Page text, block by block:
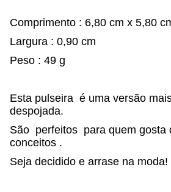
Comprimento : 6,80 cm x 5,80
Largura : 0,90 cm
Peso : 49 g
Esta pulseira é uma versão
despojada.
São perfeitos para quem gosta
conceitos .
Seja decidido e arrase na moda!